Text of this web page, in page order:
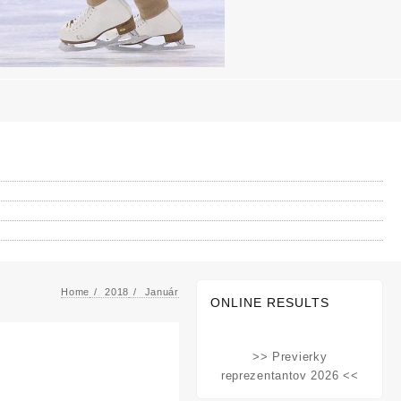
Home 2018 Január
ONLINE RESULTS
>> Previerky
reprezentantov 2026 <<